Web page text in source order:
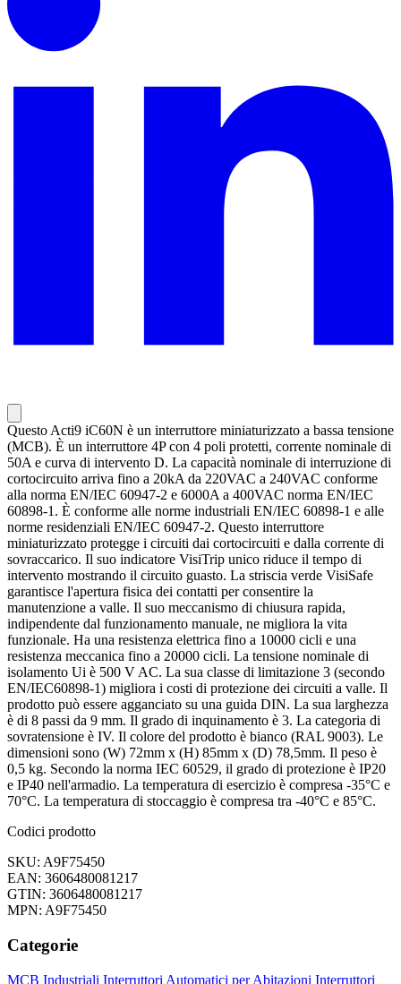
Questo Acti9 iC60N è un interruttore miniaturizzato a bassa tensione
(MCB). È un interruttore 4P con 4 poli protetti, corrente nominale di
50A e curva di intervento D. La capacità nominale di interruzione di
cortocircuito arriva fino a 20kA da 220VAC a 240VAC conforme
alla norma EN/IEC 60947-2 e 6000A a 400VAC norma EN/IEC
60898-1. È conforme alle norme industriali EN/IEC 60898-1 e alle
norme residenziali EN/IEC 60947-2. Questo interruttore
miniaturizzato protegge i circuiti dai cortocircuiti e dalla corrente di
sovraccarico. Il suo indicatore VisiTrip unico riduce il tempo di
intervento mostrando il circuito guasto. La striscia verde VisiSafe
garantisce l'apertura fisica dei contatti per consentire la
manutenzione a valle. Il suo meccanismo di chiusura rapida,
indipendente dal funzionamento manuale, ne migliora la vita
funzionale. Ha una resistenza elettrica fino a 10000 cicli e una
resistenza meccanica fino a 20000 cicli. La tensione nominale di
isolamento Ui è 500 V AC. La sua classe di limitazione 3 (secondo
EN/IEC60898-1) migliora i costi di protezione dei circuiti a valle. Il
prodotto può essere agganciato su una guida DIN. La sua larghezza
è di 8 passi da 9 mm. Il grado di inquinamento è 3. La categoria di
sovratensione è IV. Il colore del prodotto è bianco (RAL 9003). Le
dimensioni sono (W) 72mm x (H) 85mm x (D) 78,5mm. Il peso è
0,5 kg. Secondo la norma IEC 60529, il grado di protezione è IP20
e IP40 nell'armadio. La temperatura di esercizio è compresa -35°C e
70°C. La temperatura di stoccaggio è compresa tra -40°C e 85°C.
Codici prodotto
SKU: A9F75450
EAN: 3606480081217
GTIN: 3606480081217
MPN: A9F75450
Categorie
MCB Industriali Interruttori Automatici per Abitazioni Interruttori